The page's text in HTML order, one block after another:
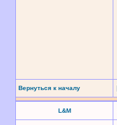
Вернуться к началу
L&M